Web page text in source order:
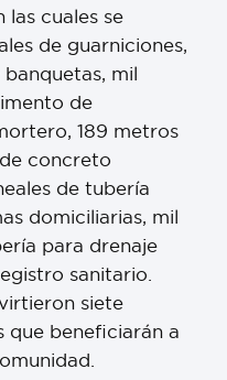
las cuales se
de guarniciones,
mil
de
189 metros
concreto
de tubería
domiciliarias, mil
para drenaje
sanitario.
siete
que beneficiarán a